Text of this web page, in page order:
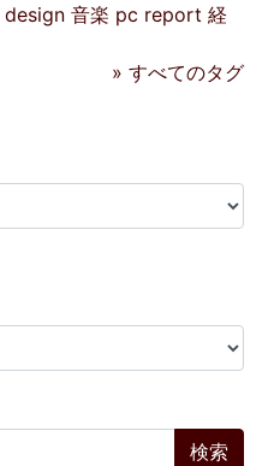
design 音楽 pc report 経
» すべてのタグ